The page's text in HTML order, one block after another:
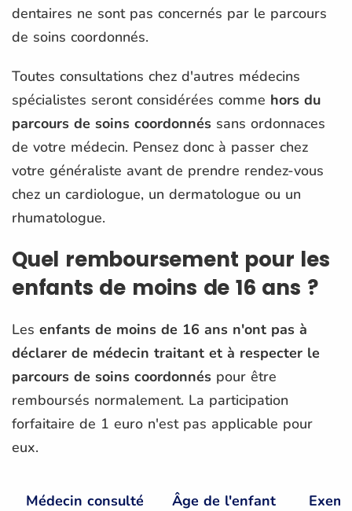
dentaires ne sont pas concernés par le parcours
de soins coordonnés.
Toutes consultations chez d'autres médecins
spécialistes seront considérées comme hors du
parcours de soins coordonnés sans ordonnaces
de votre médecin. Pensez donc à passer chez
votre généraliste avant de prendre rendez-vous
chez un cardiologue, un dermatologue ou un
rhumatologue.
Quel remboursement pour les
enfants de moins de 16 ans ?
Les enfants de moins de 16 ans n'ont pas à
déclarer de médecin traitant et à respecter le
parcours de soins coordonnés pour être
remboursés normalement. La participation
forfaitaire de 1 euro n'est pas applicable pour
eux.
Médecin consulté Âge de l'enfant